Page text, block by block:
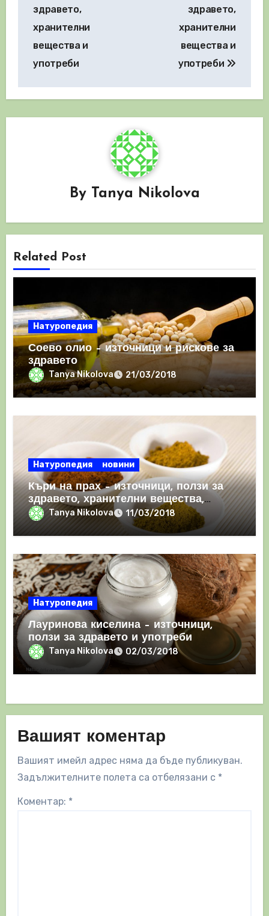
здравето,
хранителни
вещества и
употреби
здравето,
хранителни
вещества и
употреби
By Tanya Nikolova
Related Post
Натуропедия
Соево олио – източници и рискове за
здравето
Tanya Nikolova 21/03/2018
Натуропедия новини
Къри на прах – източници, ползи за
здравето, хранителни вещества,
употреби и съставки
Tanya Nikolova 11/03/2018
Натуропедия
Лауринова киселина – източници,
ползи за здравето и употреби
Tanya Nikolova 02/03/2018
Вашият коментар
Вашият имейл адрес няма да бъде публикуван.
Задължителните полета са отбелязани с *
Коментар: *